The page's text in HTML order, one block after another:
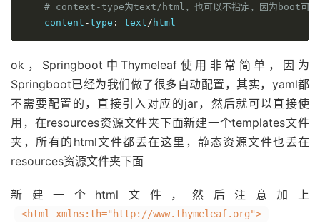
# context-type为text/html，也可以不指定，因为boot可以
    content
-type : text /
ok，Springboot中Thymeleaf使用非常简单，因为
Springboot已经为我们做了很多自动配置，其实，yaml都
不需要配置的，直接引入对应的jar，然后就可以直接使
用，在resources资源文件夹下面新建一个templates文件
夹，所有的html文件都丢在这里，静态资源文件也丢在
resources资源文件夹下面
新建一个html文件，然后注意加上
<html xmlns:th="http://www.thymeleaf.org">